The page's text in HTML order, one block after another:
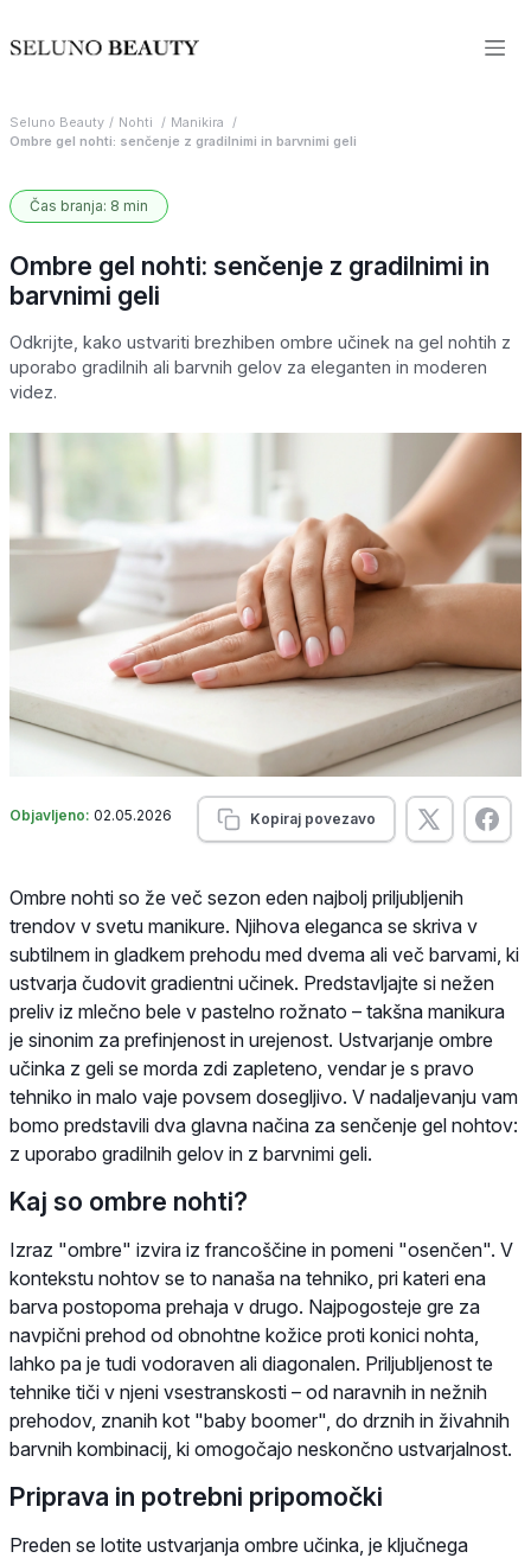
Seluno Beauty Nohti
Manikira
Ombre gel nohti: senčenje z gradilnimi in barvnimi geli
Čas branja: 8 min
Ombre gel nohti: senčenje z gradilnimi in
barvnimi geli
Odkrijte, kako ustvariti brezhiben ombre učinek na gel nohtih z
uporabo gradilnih ali barvnih gelov za eleganten in moderen
videz.
Objavljeno: 02.05.2026 Kopiraj povezavo
Ombre nohti so že več sezon eden najbolj priljubljenih
trendov v svetu manikure. Njihova eleganca se skriva v
subtilnem in gladkem prehodu med dvema ali več barvami, ki
ustvarja čudovit gradientni učinek. Predstavljajte si nežen
preliv iz mlečno bele v pastelno rožnato – takšna manikura
je sinonim za prefinjenost in urejenost. Ustvarjanje ombre
učinka z geli se morda zdi zapleteno, vendar je s pravo
tehniko in malo vaje povsem dosegljivo. V nadaljevanju vam
bomo predstavili dva glavna načina za senčenje gel nohtov:
z uporabo gradilnih gelov in z barvnimi geli.
Kaj so ombre nohti?
Izraz "ombre" izvira iz francoščine in pomeni "osenčen". V
kontekstu nohtov se to nanaša na tehniko, pri kateri ena
barva postopoma prehaja v drugo. Najpogosteje gre za
navpični prehod od obnohtne kožice proti konici nohta,
lahko pa je tudi vodoraven ali diagonalen. Priljubljenost te
tehnike tiči v njeni vsestranskosti – od naravnih in nežnih
prehodov, znanih kot "baby boomer", do drznih in živahnih
barvnih kombinacij, ki omogočajo neskončno ustvarjalnost.
Priprava in potrebni pripomočki
Preden se lotite ustvarjanja ombre učinka, je ključnega